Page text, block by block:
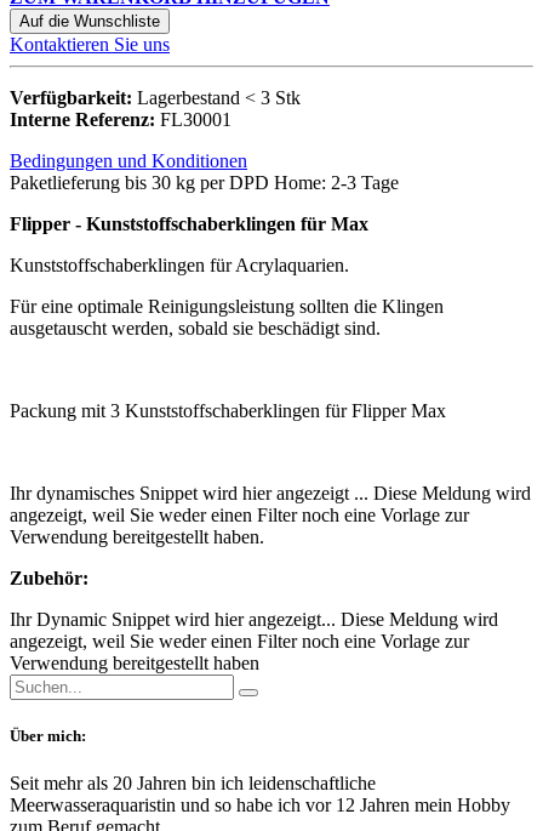
Auf die Wunschliste
Kontaktieren Sie uns
Verfügbarkeit: Lagerbestand < 3 Stk
Interne Referenz: FL30001
Bedingungen und Konditionen
Paketlieferung bis 30 kg per DPD Home: 2-3 Tage
Flipper - Kunststoffschaberklingen für Max ​
Kunststoffschaberklingen für Acrylaquarien.
Für eine optimale Reinigungsleistung sollten die Klingen
ausgetauscht werden, sobald sie beschädigt sind.
Packung mit 3 Kunststoffschaberklingen für Flipper Max
Ihr dynamisches Snippet wird hier angezeigt ... Diese Meldung wird
angezeigt, weil Sie weder einen Filter noch eine Vorlage zur
Verwendung bereitgestellt haben.
Zubehör:
Ihr Dynamic Snippet wird hier angezeigt... Diese Meldung wird
angezeigt, weil Sie weder einen Filter noch eine Vorlage zur
Verwendung bereitgestellt haben
Über mich:
Seit mehr als 20 Jahren bin ich leidenschaftliche
Meerwasseraquaristin und so habe ich vor 12 Jahren mein Hobby